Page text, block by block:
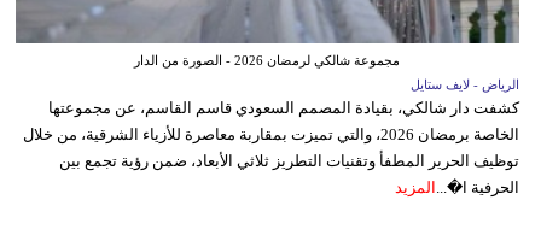
مجموعة شالكي لرمضان 2026 - الصورة من الدار
الرياض - لايف ستايل
كشفت دار شالكي، بقيادة المصمم السعودي قاسم القاسم، عن مجموعتها
الخاصة برمضان 2026، والتي تميزت بمقاربة معاصرة للأزياء الشرقية، من خلال
توظيف الحرير المطفأ وتقنيات التطريز ثلاثي الأبعاد، ضمن رؤية تجمع بين
الحرفية ا�... المزيد